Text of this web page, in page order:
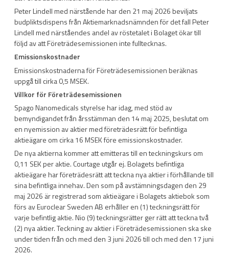
Peter Lindell med närstående har den 21 maj 2026 beviljats
budpliktsdispens från Aktiemarknadsnämnden för det fall Peter
Lindell med närståendes andel av röstetalet i Bolaget ökar till
följd av att Företrädesemissionen inte fulltecknas.
Emissionskostnader
Emissionskostnaderna för Företrädesemissionen beräknas
uppgå till cirka 0,5 MSEK.
Villkor för Företrädesemissionen
Spago Nanomedicals styrelse har idag, med stöd av
bemyndigandet från årsstämman den 14 maj 2025, beslutat om
en nyemission av aktier med företrädesrätt för befintliga
aktieägare om cirka 16 MSEK före emissionskostnader.
De nya aktierna kommer att emitteras till en teckningskurs om
0,11 SEK per aktie. Courtage utgår ej. Bolagets befintliga
aktieägare har företrädesrätt att teckna nya aktier i förhållande till
sina befintliga innehav. Den som på avstämningsdagen den 29
maj 2026 är registrerad som aktieägare i Bolagets aktiebok som
förs av Euroclear Sweden AB erhåller en (1) teckningsrätt för
varje befintlig aktie. Nio (9) teckningsrätter ger rätt att teckna två
(2) nya aktier. Teckning av aktier i Företrädesemissionen ska ske
under tiden från och med den 3 juni 2026 till och med den 17 juni
2026.